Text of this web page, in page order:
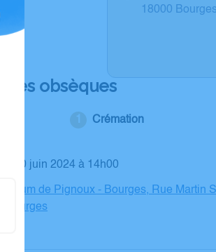
18000 Bourges
des obsèques
Crémation
10 juin 2024 à 14h00
de Pignoux - Bourges, Rue Martin
Bourges